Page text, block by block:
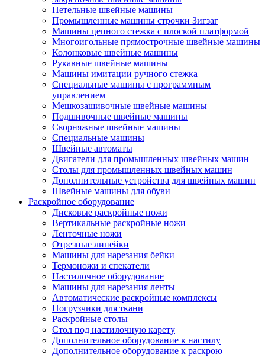
Петельные швейные машины
Промышленные машины строчки Зигзаг
Машины цепного стежка с плоской платформой
Многоигольные прямострочные швейные машины
Колонковые швейные машины
Рукавные швейные машины
Машины имитации ручного стежка
Специальные машины с программным
управлением
Мешкозашивочные швейные машины
Подшивочные швейные машины
Скорняжные швейные машины
Специальные машины
Швейные автоматы
Двигатели для промышленных швейных машин
Столы для промышленных швейных машин
Дополнительные устройства для швейных машин
Швейные машины для обуви
Раскройное оборудование
Дисковые раскройные ножи
Вертикальные раскройные ножи
Ленточные ножи
Отрезные линейки
Машины для нарезания бейки
Термоножи и спекатели
Настилочное оборудование
Машины для нарезания ленты
Автоматические раскройные комплексы
Погрузчики для ткани
Раскройные столы
Стол под настилочную карету
Дополнительное оборудование к настилу
Дополнительное оборудование к раскрою